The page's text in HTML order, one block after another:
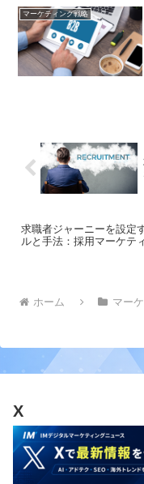
マーケティング戦略
求職者ジャーニーを設定
ルと手法：採用マーケテ
ホーム マー
X